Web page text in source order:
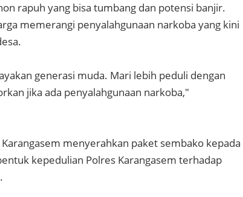
rapuh yang bisa tumbang dan potensi banjir.
memerangi penyalahgunaan narkoba yang kini
generasi muda. Mari lebih peduli dengan
jika ada penyalahgunaan narkoba,"
menyerahkan paket sembako kepada
kepedulian Polres Karangasem terhadap